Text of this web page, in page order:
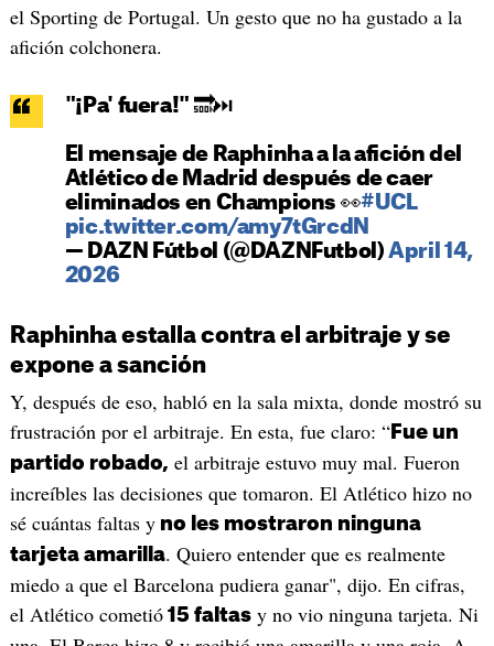
el Sporting de Portugal. Un gesto que no ha gustado a la
afición colchonera.
"¡Pa' fuera!" 🔜⏭️
El mensaje de Raphinha a la afición del
Atlético de Madrid después de caer
eliminados en Champions 👀#UCL
pic.twitter.com/amy7tGrcdN
— DAZN Fútbol (@DAZNFutbol)April 14,
2026
Raphinha estalla contra el arbitraje y se
expone a sanción
Y, después de eso, habló en la sala mixta, donde mostró su
frustración por el arbitraje. En esta, fue claro: “Fue un
partido robado, el arbitraje estuvo muy mal. Fueron
increíbles las decisiones que tomaron. El Atlético hizo no
sé cuántas faltas yno les mostraron ninguna
tarjeta amarilla. Quiero entender que es realmente
miedo a que el Barcelona pudiera ganar", dijo. En cifras,
el Atlético cometió15 faltasy no vio ninguna tarjeta. Ni